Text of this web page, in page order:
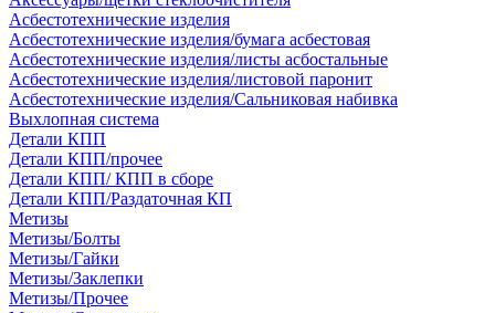
Асбестотехнические изделия
Асбестотехнические изделия/бумага асбестовая
Асбестотехнические изделия/листы асбостальные
Асбестотехнические изделия/листовой паронит
Асбестотехнические изделия/Сальниковая набивка
Выхлопная система
Детали КПП
Детали КПП/прочее
Детали КПП/ КПП в сборе
Детали КПП/Раздаточная КП
Метизы
Метизы/Болты
Метизы/Гайки
Метизы/Заклепки
Метизы/Прочее